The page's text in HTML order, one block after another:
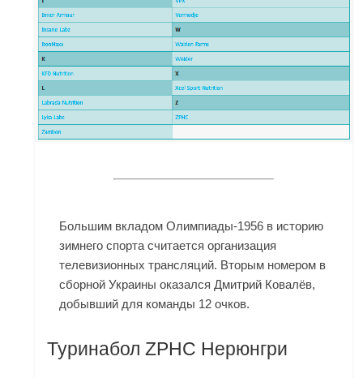
Большим вкладом Олимпиады-1956 в историю
зимнего спорта считается организация
телевизионных трансляций. Вторым номером в
сборной Украины оказался Дмитрий Ковалёв,
добывший для команды 12 очков.
Туринабол ZPHC Нерюнгри